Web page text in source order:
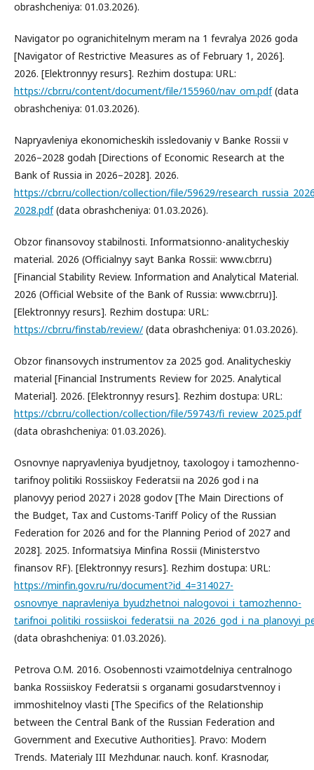
obrashcheniya: 01.03.2026).
Navigator po ogranichitelnym meram na 1 fevralya 2026 goda
[Navigator of Restrictive Measures as of February 1, 2026].
2026. [Elektronnyy resurs]. Rezhim dostupa: URL:
https://cbr.ru/content/document/file/155960/nav_om.pdf(data
obrashcheniya: 01.03.2026).
Napryavleniya ekonomicheskih issledovaniy v Banke Rossii v
2026–2028 godah [Directions of Economic Research at the
Bank of Russia in 2026–2028]. 2026.
https://cbr.ru/collection/collection/file/59629/
2028.pdf(data obrashcheniya: 01.03.2026).
Obzor finansovoy stabilnosti. Informatsionno-analitycheskiy
material. 2026 (Officialnyy sayt Banka Rossii: www.cbr.ru)
[Financial Stability Review. Information and Analytical Material.
2026 (Official Website of the Bank of Russia: www.cbr.ru)].
[Elektronnyy resurs]. Rezhim dostupa: URL:
https://cbr.ru/finstab/review/ (data obrashcheniya: 01.03.2026).
Obzor finansovych instrumentov za 2025 god. Analitycheskiy
material [Financial Instruments Review for 2025. Analytical
Material]. 2026. [Elektronnyy resurs]. Rezhim dostupa: URL:
https://cbr.ru/collection/collection/file/59743/fi_review_2025.pdf
(data obrashcheniya: 01.03.2026).
Osnovnye napryavleniya byudjetnoy, taxologoy i tamozhenno-
tarifnoy politiki Rossiiskoy Federatsii na 2026 god i na
planovyy period 2027 i 2028 godov [The Main Directions of
the Budget, Tax and Customs-Tariff Policy of the Russian
Federation for 2026 and for the Planning Period of 2027 and
2028]. 2025. Informatsiya Minfina Rossii (Ministerstvo
finansov RF). [Elektronnyy resurs]. Rezhim dostupa: URL:
https://minfin.gov.ru/ru/document?id_4=314027-
osnovnye_napravleniya_byudzhetnoi_nalogovoi_i_tamozhenno-
(data obrashcheniya: 01.03.2026).
Petrova O.M. 2016. Osobennosti vzaimotdelniya centralnogo
banka Rossiiskoy Federatsii s organami gosudarstvennoy i
immoshitelnoy vlasti [The Specifics of the Relationship
between the Central Bank of the Russian Federation and
Government and Executive Authorities]. Pravo: Modern
Trends. Materialy III Mezhdunar. nauch. konf. Krasnodar,